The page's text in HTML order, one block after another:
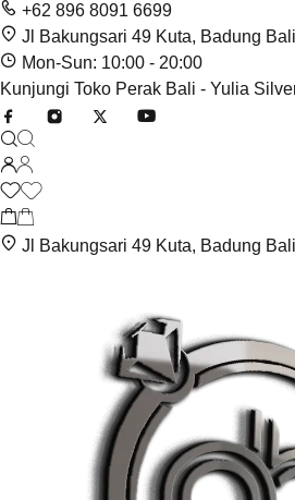
+62 896 8091 6699
Jl Bakungsari 49 Kuta, Badung Bali
Mon-Sun: 10:00 - 20:00
Kunjungi Toko Perak Bali - Yulia
Jl Bakungsari 49 Kuta, Badung Bali